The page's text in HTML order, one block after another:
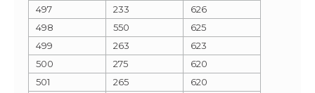
497
233
626
498
550
625
499
263
623
500
275
620
501
265
620